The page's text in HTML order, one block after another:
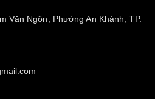
Văn Ngôn, Phường An Khánh, TP.